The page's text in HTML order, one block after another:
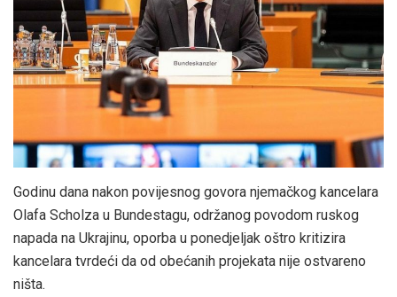
Godinu dana nakon povijesnog govora njemačkog kancelara
Olafa Scholza u Bundestagu, održanog povodom ruskog
napada na Ukrajinu, oporba u ponedjeljak oštro kritizira
kancelara tvrdeći da od obećanih projekata nije ostvareno
ništa.